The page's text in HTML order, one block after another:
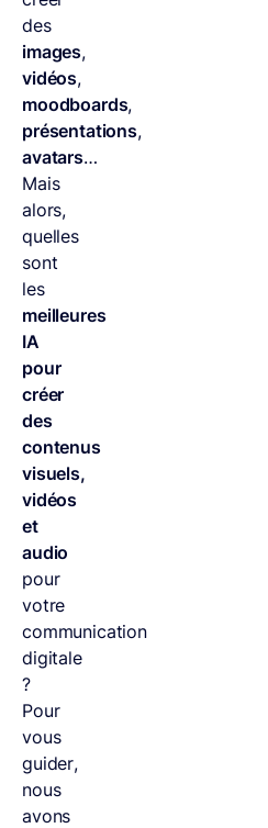
des
images,
vidéos,
moodboards,
présentations,
avatars…
Mais
alors,
quelles
sont
les
meilleures
IA
pour
créer
des
contenus
visuels,
vidéos
et
audio
pour
votre
communication
digitale
?
Pour
vous
guider,
nous
avons